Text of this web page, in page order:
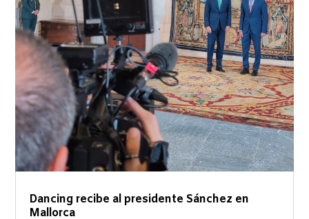
Dancing recibe al presidente Sánchez en
Mallorca